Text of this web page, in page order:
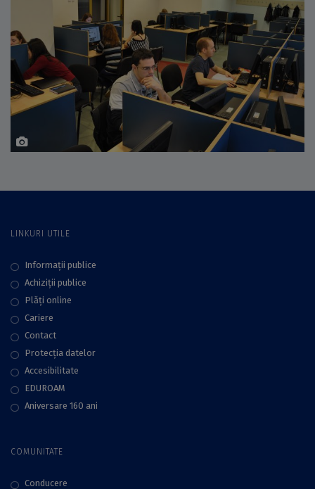
LINKURI UTILE
Informații publice
Achiziții publice
Plăţi online
Cariere
Contact
Protecţia datelor
Accesibilitate
EDUROAM
Aniversare 160 ani
COMUNITATE
Conducere